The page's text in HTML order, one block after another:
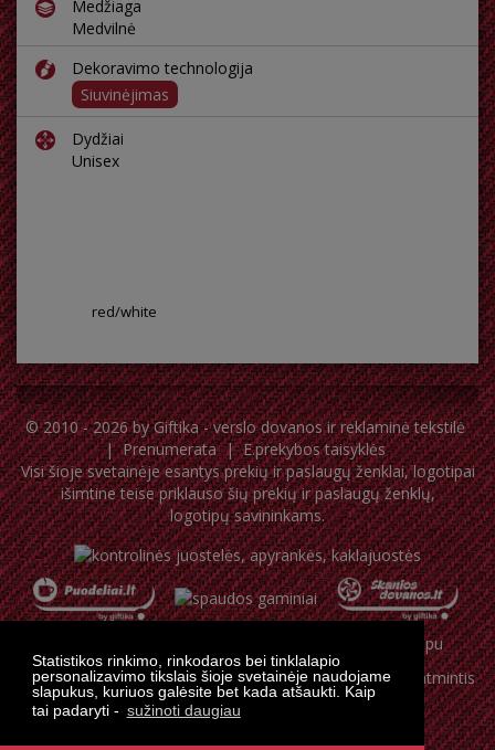
Statistikos rinkimo, rinkodaros bei tinklalapio
personalizavimo tikslais šioje svetainėje naudojame
slapukus, kuriuos galėsite bet kada atšaukti. Kaip
tai padaryti - sužinoti daugiau
Medžiaga
Medvilnė
Dekoravimo technologija
Siuvinėjimas
Dydžiai
Unisex
red/white
© 2010 - 2026 byGiftika - verslo dovanos ir reklaminė tekstilė
|Prenumerata|E.prekybos taisyklės
Visi šioje svetainėje esantys prekių ir paslaugų ženklai, logotipai
išimtine teise priklauso šių prekių ir paslaugų ženklų,
logotipų savininkams.